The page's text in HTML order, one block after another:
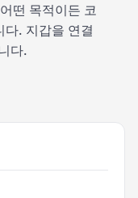
떤 목적이든 코
다. 지갑을 연결
다.